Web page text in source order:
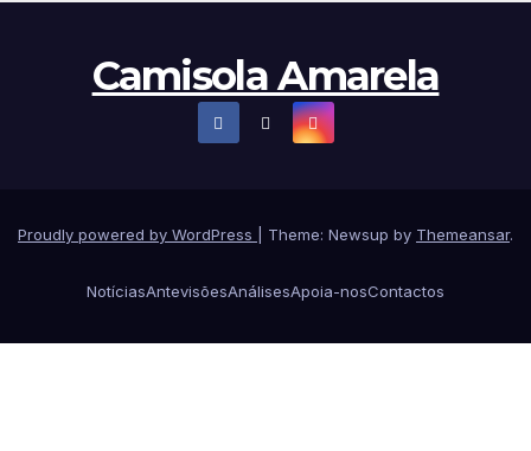
Camisola Amarela
Proudly powered by WordPress Theme: Newsup by Themeansar.
NotíciasAntevisõesAnálisesApoia-nosContactos